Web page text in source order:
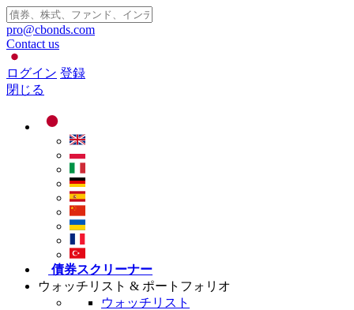
pro@cbonds.com
Contact us
ログイン 登録
閉じる
債券スクリーナー
ウォッチリスト & ポートフォリオ
ウォッチリスト